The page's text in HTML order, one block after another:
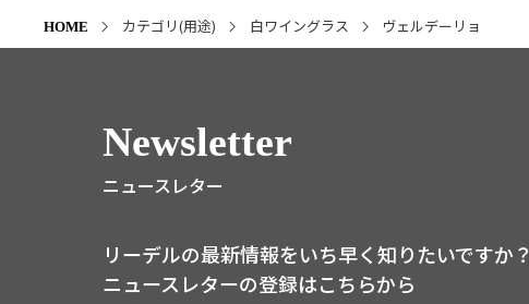
HOME カテゴリ(用途) 白ワイングラス ヴェルデーリョ
Newsletter
ニュースレター
リーデルの最新情報をいち早く知りたいですか？
ニュースレターの登録はこちらから